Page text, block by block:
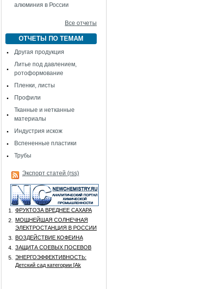
алюминия в России
Все отчеты
ОТЧЕТЫ ПО ТЕМАМ
Другая продукция
Литье под давлением,
ротоформование
Пленки, листы
Профили
Тканные и нетканные
материалы
Индустрия искож
Вспененные пластики
Трубы
Экспорт статей (rss)
1.
ФРУКТОЗА ВРЕДНЕЕ САХАРА
2.
МОЩНЕЙШАЯ СОЛНЕЧНАЯ
ЭЛЕКТРОСТАНЦИЯ В РОССИИ
3.
ВОЗДЕЙСТВИЕ КОФЕИНА
4.
ЗАЩИТА СОЕВЫХ ПОСЕВОВ
5.
ЭНЕРГОЭФФЕКТИВНОСТЬ:
Детский сад категории [Аk